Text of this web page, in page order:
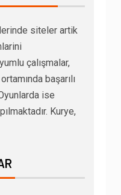
siteler artik
çalışmalar,
başarılı
ise
Kurye,